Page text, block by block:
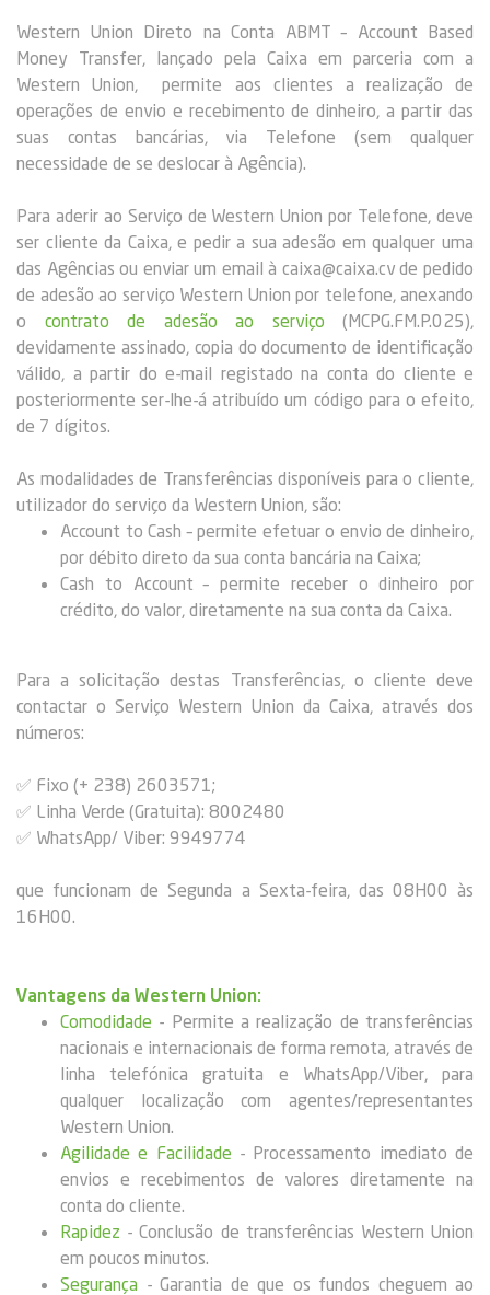
Western Union Direto na Conta ABMT – Account Based
Money Transfer, lançado pela Caixa em parceria com a
Western Union, permite aos clientes a realização de
operações de envio e recebimento de dinheiro, a partir das
suas contas bancárias, via Telefone (sem qualquer
necessidade de se deslocar à Agência).
Para aderir ao Serviço de Western Union por Telefone, deve
ser cliente da Caixa, e pedir a sua adesão em qualquer uma
das Agências ou enviar um email à caixa@caixa.cv de pedido
de adesão ao serviço Western Union por telefone, anexando
o contrato de adesão ao serviço (MCPG.FM.P.025),
devidamente assinado, copia do documento de identificação
válido, a partir do e-mail registado na conta do cliente e
posteriormente ser-lhe-á atribuído um código para o efeito,
de 7 dígitos.
As modalidades de Transferências disponíveis para o cliente,
utilizador do serviço da Western Union, são:
Account to Cash – permite efetuar o envio de dinheiro,
por débito direto da sua conta bancária na Caixa;
Cash to Account – permite receber o dinheiro por
crédito, do valor, diretamente na sua conta da Caixa.
Para a solicitação destas Transferências, o cliente deve
contactar o Serviço Western Union da Caixa, através dos
números:
✅ Fixo (+ 238) 2603571;
✅ Linha Verde (Gratuita): 8002480
✅ WhatsApp/ Viber: 9949774
que funcionam de Segunda a Sexta-feira, das 08H00 às
16H00.
Vantagens da Western Union:
Comodidade - Permite a realização de transferências
nacionais e internacionais de forma remota, através de
linha telefónica gratuita e WhatsApp/Viber, para
qualquer localização com agentes/representantes
Western Union.
Agilidade e Facilidade - Processamento imediato de
envios e recebimentos de valores diretamente na
conta do cliente.
Rapidez - Conclusão de transferências Western Union
em poucos minutos.
Segurança - Garantia de que os fundos cheguem ao